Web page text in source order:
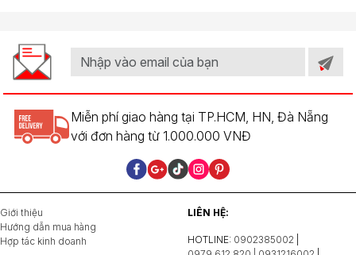
Miễn phí giao hàng tại TP.HCM, HN, Đà Nẵng
với đơn hàng từ 1.000.000 VNĐ
Giới thiệu
Hướng dẫn mua hàng
Hợp tác kinh doanh
LIÊN HỆ:
HOTLINE: 0902385002